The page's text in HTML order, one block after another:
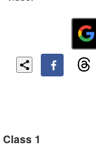
Class 1